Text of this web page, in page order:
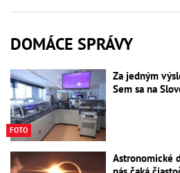
DOMÁCE SPRÁVY
FOTO
Za jedným
Sem sa na
Astronomické